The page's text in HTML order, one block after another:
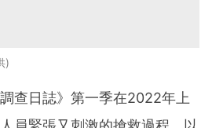
查日誌》第一季在2022年上